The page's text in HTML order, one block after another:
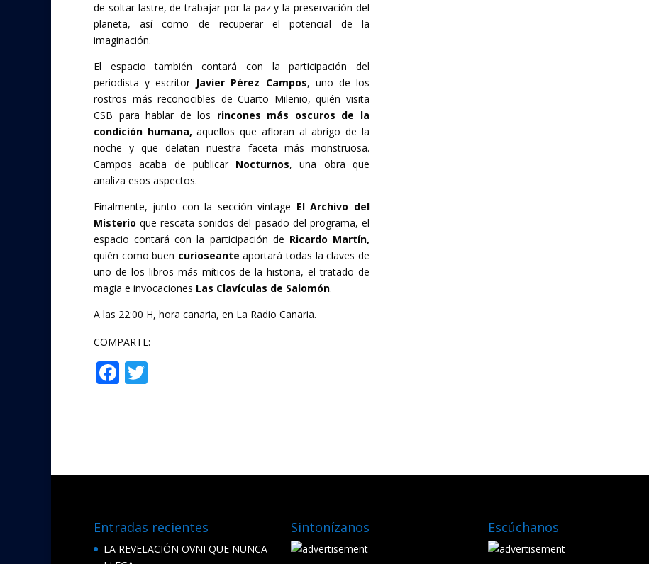
de soltar lastre, de trabajar por la paz y la preservación del
planeta, así como de recuperar el potencial de la
imaginación.
El espacio también contará con la participación del
periodista y escritor Javier Pérez Campos, uno de los
rostros más reconocibles de Cuarto Milenio, quién visita
CSB para hablar de los rincones más oscuros de la
condición humana, aquellos que afloran al abrigo de la
noche y que delatan nuestra faceta más monstruosa.
Campos acaba de publicar Nocturnos, una obra que
analiza esos aspectos.
Finalmente, junto con la sección vintage El Archivo del
Misterio que rescata sonidos del pasado del programa, el
espacio contará con la participación de Ricardo Martín,
quién como buen curioseante aportará todas la claves de
uno de los libros más míticos de la historia, el tratado de
magia e invocaciones Las Clavículas de Salomón.
A las 22:00 H, hora canaria, en La Radio Canaria.
COMPARTE:
F
Entradas recientes
LA REVELACIÓN OVNI QUE NUNCA
Sintonízanos Escúchanos